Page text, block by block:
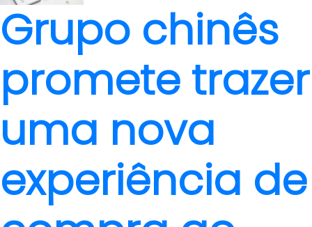
Grupo chinês
promete trazer
uma nova
experiência de